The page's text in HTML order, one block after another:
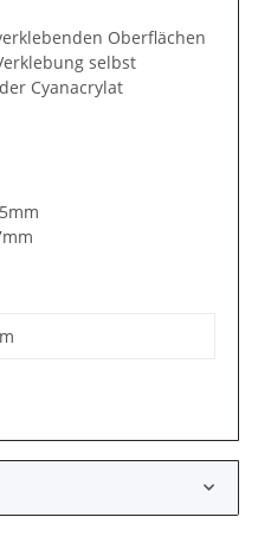
Oberflächen
selbst
Cyanacrylat